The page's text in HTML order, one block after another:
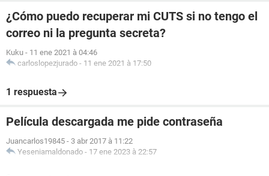
¿Cómo puedo recuperar mi CUTS si no tengo el
correo ni la pregunta secreta?
Kuku - 11 ene 2021 à 04:46
carloslopezjurado - 11 ene 2021 à 17:50
1 respuesta
Película descargada me pide contraseña
Juancarlos19845 - 3 abr 2017 à 11:22
Yeseniamaldonado - 17 ene 2023 à 22:57